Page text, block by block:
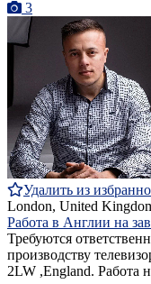
3
Удалить из
London, United
Работа в Англии на
Требуются
производству
2LW ,England. Работа